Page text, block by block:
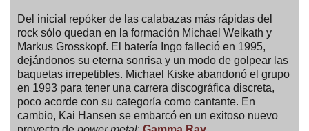
Del inicial repóker de las calabazas más rápidas del
rock sólo quedan en la formación Michael Weikath y
Markus Grosskopf. El batería Ingo falleció en 1995,
dejándonos su eterna sonrisa y un modo de golpear las
baquetas irrepetibles. Michael Kiske abandonó el grupo
en 1993 para tener una carrera discográfica discreta,
poco acorde con su categoría como cantante. En
cambio, Kai Hansen se embarcó en un exitoso nuevo